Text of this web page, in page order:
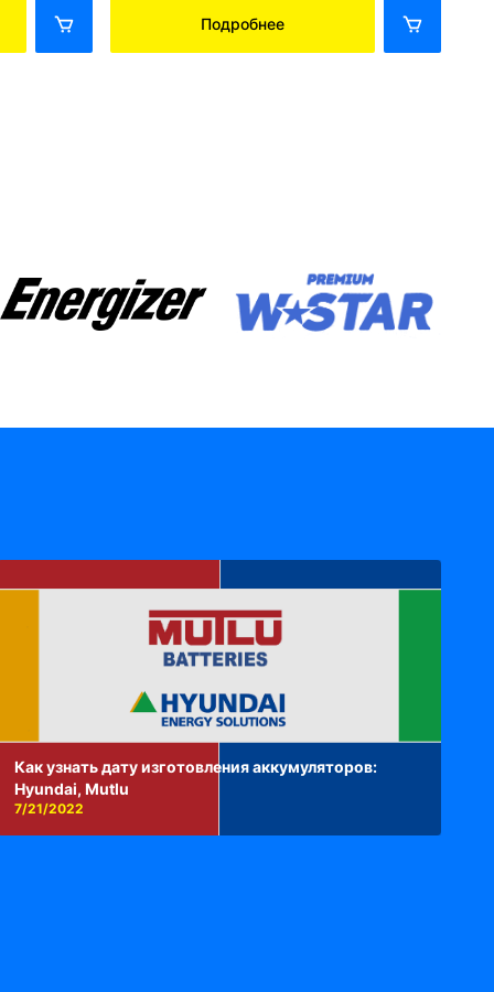
Подробнее
Как узнать дату изготовления аккумуляторов:
Hyundai, Mutlu
7/21/2022